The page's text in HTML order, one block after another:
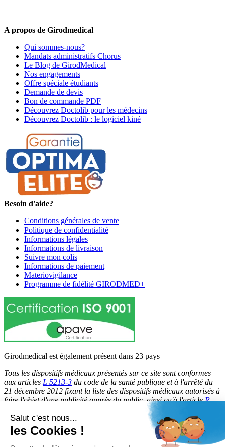
A propos de Girodmedical
Qui sommes-nous?
Mandats administratifs Chorus
Le Blog de GirodMedical
Nos engagements
Offre spéciale étudiants
Demande de devis
Bon de commande PDF
Découvrez Doctolib pour les médecins
Découvrez Doctolib : le logiciel kiné
Besoin d'aide?
Conditions générales de vente
Politique de confidentialité
Informations légales
Informations de livraison
Suivre mon colis
Informations de paiement
Materiovigilance
Programme de fidélité GIRODMED+
Girodmedical est également présent dans 23 pays
Tous les dispositifs médicaux présentés sur ce site sont conformes
aux articles L 5213-3 du code de la santé publique et à l'arrêté du
21 décembre 2012 fixant la liste des dispositifs médicaux autorisés à
faire l'objet d'une publicité auprès du public, ainsi qu'à l'articleR
du code de la santé publique. Par conséquent, ils peuvent
être légalement promus et rendus accessibles au public.
© 2026 Girodmedical. Tous droits réservés.
Salut c'est nous...
les Cookies !